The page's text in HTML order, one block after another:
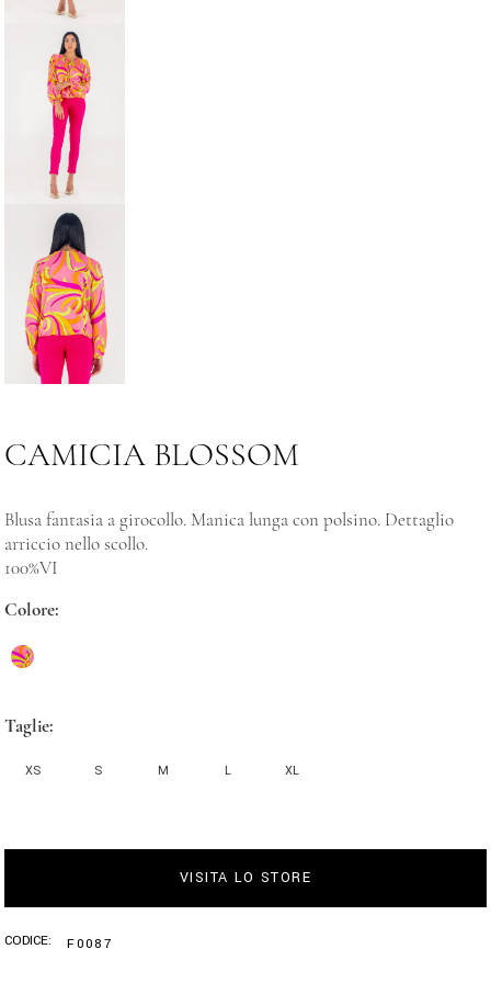
CAMICIA BLOSSOM
Blusa fantasia a girocollo. Manica lunga con polsino. Dettaglio
arriccio nello scollo.
100%VI
Colore
Taglie
XS S M L XL
VISITA LO STORE
CODICE: F0087